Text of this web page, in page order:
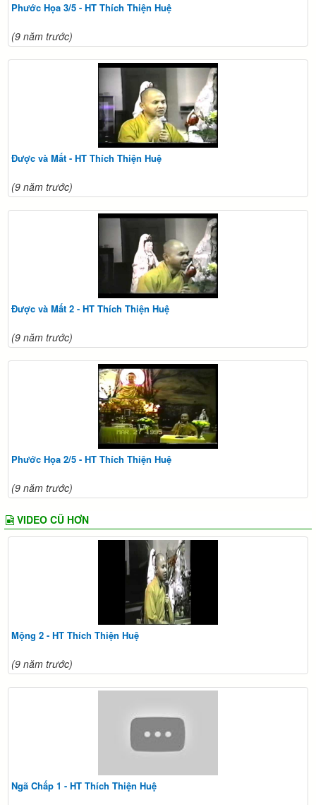
Phước Họa 3/5 - HT Thích Thiện Huệ
(9 năm trước)
Được và Mất - HT Thích Thiện Huệ
(9 năm trước)
Được và Mất 2 - HT Thích Thiện Huệ
(9 năm trước)
Phước Họa 2/5 - HT Thích Thiện Huệ
(9 năm trước)
VIDEO CŨ HƠN
Mộng 2 - HT Thích Thiện Huệ
(9 năm trước)
Ngã Chấp 1 - HT Thích Thiện Huệ